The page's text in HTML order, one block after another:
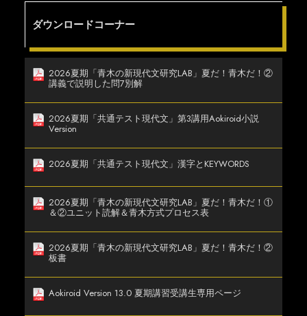
ダウンロードコーナー
2026夏期「青木の新現代文研究LAB」夏だ！青木だ！②
講義で説明した問7別解
2026夏期「共通テスト現代文」第3講用Aokiroid小説
Version
2026夏期「共通テスト現代文」漢字とKEYWORDS
2026夏期「青木の新現代文研究LAB」夏だ！青木だ！①
＆②ユニット読解＆青木方式プロセス表
2026夏期「青木の新現代文研究LAB」夏だ！青木だ！②
板書
Aokiroid Version 13.0 夏期講習受講生専用ページ